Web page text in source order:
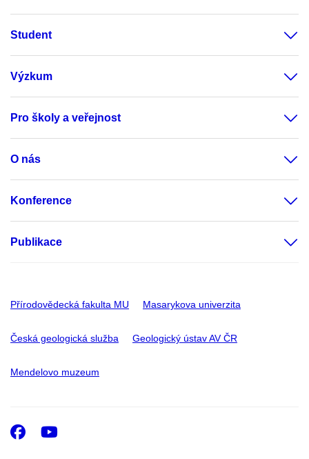
Student
Výzkum
Pro školy a veřejnost
O nás
Konference
Publikace
Přírodovědecká fakulta MU Masarykova univerzita
Česká geologická služba Geologický ústav AV ČR
Mendelovo muzeum
Facebook